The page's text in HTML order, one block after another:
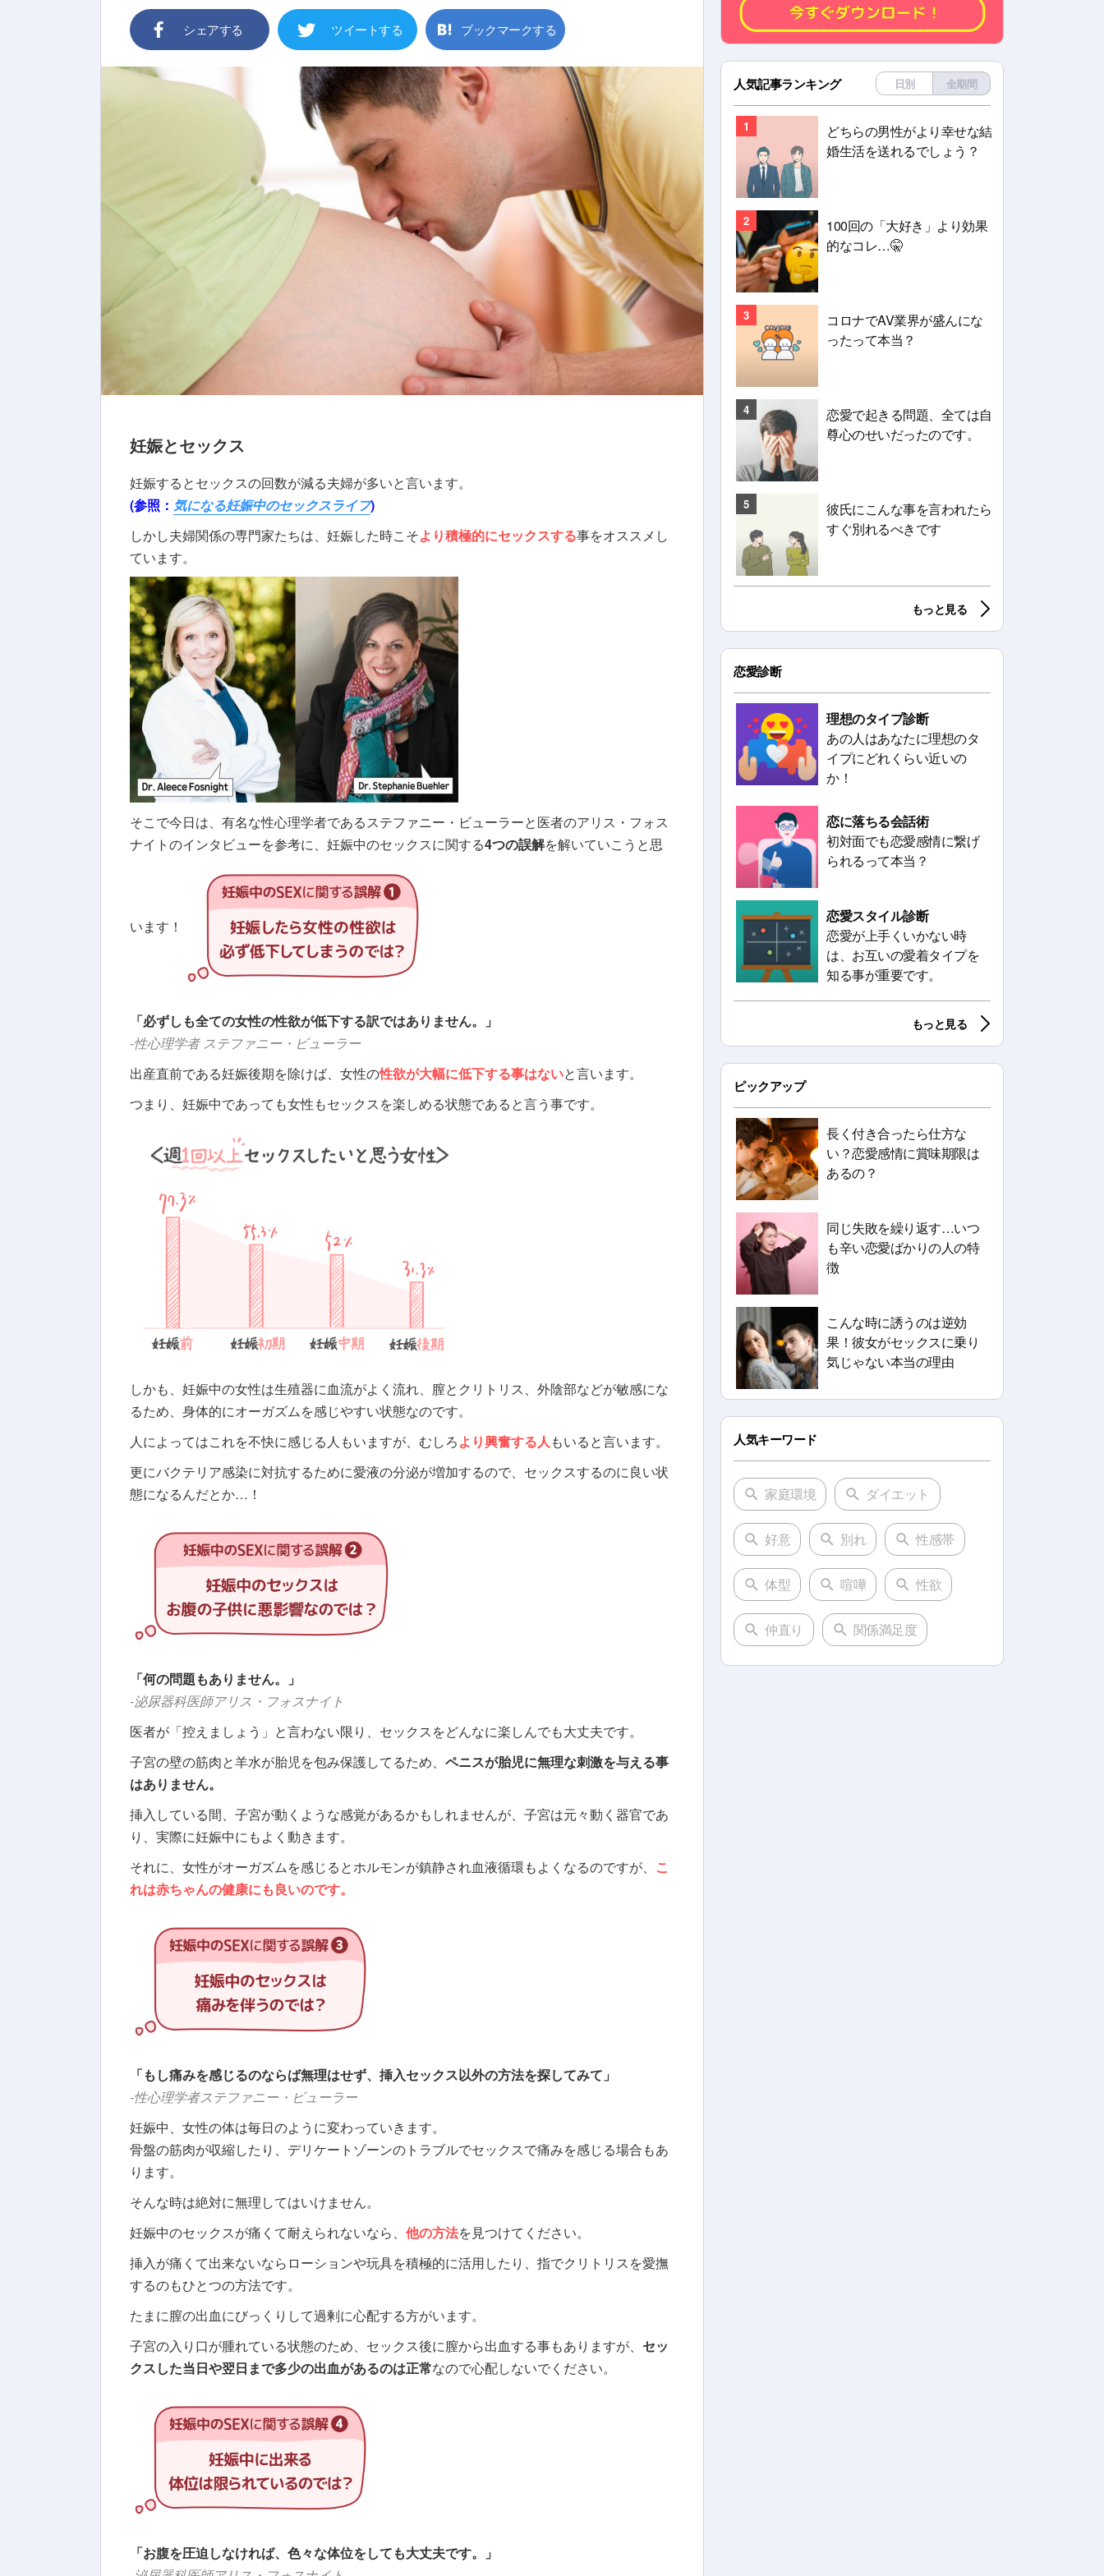
シェアする ツイートする ブックマークする
妊娠とセックス
妊娠するとセックスの回数が減る夫婦が多いと言います。
(参照： 気になる妊娠中のセックスライフ)
しかし夫婦関係の専門家たちは、妊娠した時こそより積極的にセックスする事をオススメし
ています。
そこで今日は、有名な性心理学者であるステファニー・ビューラーと医者のアリス・フォス
ナイトのインタビューを参考に、妊娠中のセックスに関する4つの誤解を解いていこうと思
います！
「必ずしも全ての女性の性欲が低下する訳ではありません。」
-性心理学者 ステファニー・ビューラー
出産直前である妊娠後期を除けば、女性の性欲が大幅に低下する事はないと言います。
つまり、妊娠中であっても女性もセックスを楽しめる状態であると言う事です。
しかも、妊娠中の女性は生殖器に血流がよく流れ、膣とクリトリス、外陰部などが敏感にな
るため、身体的にオーガズムを感じやすい状態なのです。
人によってはこれを不快に感じる人もいますが、むしろより興奮する人もいると言います。
更にバクテリア感染に対抗するために愛液の分泌が増加するので、セックスするのに良い状
態になるんだとか…！
「何の問題もありません。」
-泌尿器科医師アリス・フォスナイト
医者が「控えましょう」と言わない限り、セックスをどんなに楽しんでも大丈夫です。
子宮の壁の筋肉と羊水が胎児を包み保護してるため、 ペニスが胎児に無理な刺激を与える事
はありません。
挿入している間、子宮が動くような感覚があるかもしれませんが、子宮は元々動く器官であ
り、実際に妊娠中にもよく動きます。
それに、女性がオーガズムを感じるとホルモンが鎮静され血液循環もよくなるのですが、 こ
れは赤ちゃんの健康にも良いのです。
「もし痛みを感じるのならば無理はせず、挿入セックス以外の方法を探してみて」
-性心理学者ステファニー・ビューラー
妊娠中、女性の体は毎日のように変わっていきます。
骨盤の筋肉が収縮したり、デリケートゾーンのトラブルでセックスで痛みを感じる場合もあ
ります。
そんな時は絶対に無理してはいけません。
妊娠中のセックスが痛くて耐えられないなら、 他の方法を見つけてください。
挿入が痛くて出来ないならローションや玩具を積極的に活用したり、指でクリトリスを愛撫
するのもひとつの方法です。
たまに膣の出血にびっくりして過剰に心配する方がいます。
子宮の入り口が腫れている状態のため、セックス後に膣から出血する事もありますが、 セッ
クスした当日や翌日まで多少の出血があるのは正常なので心配しないでください。
「お腹を圧迫しなければ、色々な体位をしても大丈夫です。」
人気記事ランキング 日別 全期間
1
どちらの男性がより幸せな結
婚生活を送れるでしょう？
2
100回の「大好き」より効果
的なコレ…🤫
3
コロナでAV業界が盛んにな
ったって本当？
4
恋愛で起きる問題、全ては自
尊心のせいだったのです。
5
彼氏にこんな事を言われたら
すぐ別れるべきです
もっと見る
恋愛診断
理想のタイプ診断
あの人はあなたに理想のタ
イプにどれくらい近いの
か！
恋に落ちる会話術
初対面でも恋愛感情に繋げ
られるって本当？
恋愛スタイル診断
恋愛が上手くいかない時
は、お互いの愛着タイプを
知る事が重要です。
もっと見る
ピックアップ
長く付き合ったら仕方な
い？恋愛感情に賞味期限は
あるの？
同じ失敗を繰り返す…いつ
も辛い恋愛ばかりの人の特
徴
こんな時に誘うのは逆効
果！彼女がセックスに乗り
気じゃない本当の理由
人気キーワード
家庭環境 ダイエット
好意 別れ 性感帯
体型 喧嘩 性欲
仲直り 関係満足度